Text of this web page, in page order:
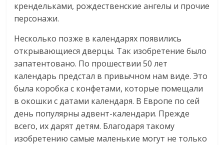
крендельками, рождественские ангелы и прочие
персонажи.
Несколько позже в календарях появились
открывающиеся дверцы. Так изобретение было
запатентовано. По прошествии 50 лет
календарь предстал в привычном нам виде. Это
была коробка с конфетами, которые помещали
в окошки с датами календаря. В Европе по сей
день популярны адвент-календари. Прежде
всего, их дарят детям. Благодаря такому
изобретению самые маленькие могут не только